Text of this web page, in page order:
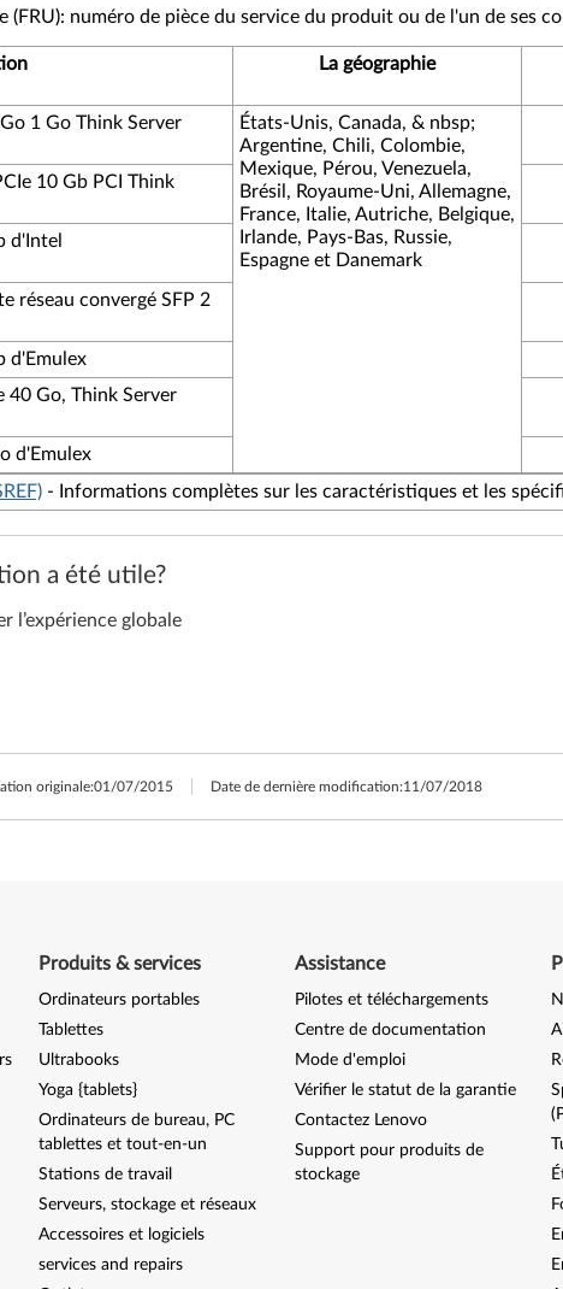
(FRU): numéro de pièce du service du produit ou de l'un de ses
La géographie
1 Go Think Server
États-Unis, Canada, & nbsp;
Argentine, Chili, Colombie,
Mexique, Pérou, Venezuela,
Brésil, Royaume-Uni, Allemagne,
France, Italie, Autriche, Belgique,
Irlande, Pays-Bas, Russie,
Espagne et Danemark
10 Gb PCI Think
d'Intel
réseau convergé SFP 2
d'Emulex
40 Go, Think Server
d'Emulex
- Informations complètes sur les caractéristiques et les
a été utile?
l’expérience globale
originale:01/07/2015 Date de dernière modification:11/07/2018
Produits & services
Ordinateurs portables
Tablettes
Ultrabooks
Yoga {tablets}
Ordinateurs de bureau, PC
tablettes et tout-en-un
Stations de travail
Serveurs, stockage et réseaux
Accessoires et logiciels
services and repairs
Assistance
Pilotes et téléchargements
Centre de documentation
Mode d'emploi
Vérifier le statut de la garantie
Contactez Lenovo
Support pour produits de
stockage